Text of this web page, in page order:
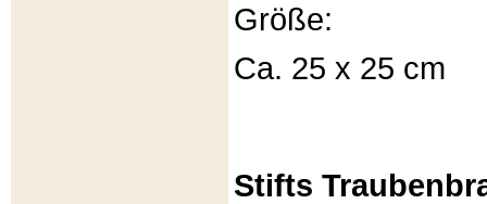
Größe:
Ca. 25 x 25 cm
Stifts